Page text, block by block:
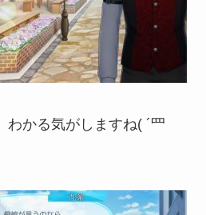
わかる気がしますね( ´罒